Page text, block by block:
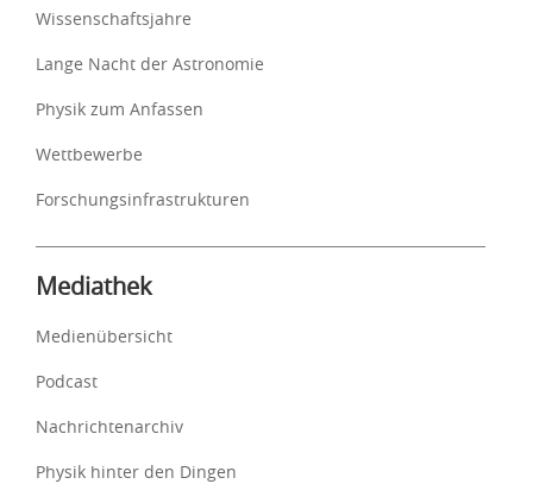
Wissenschaftsjahre
Lange Nacht der Astronomie
Physik zum Anfassen
Wettbewerbe
Forschungsinfrastrukturen
Mediathek
Medienübersicht
Podcast
Nachrichtenarchiv
Physik hinter den Dingen